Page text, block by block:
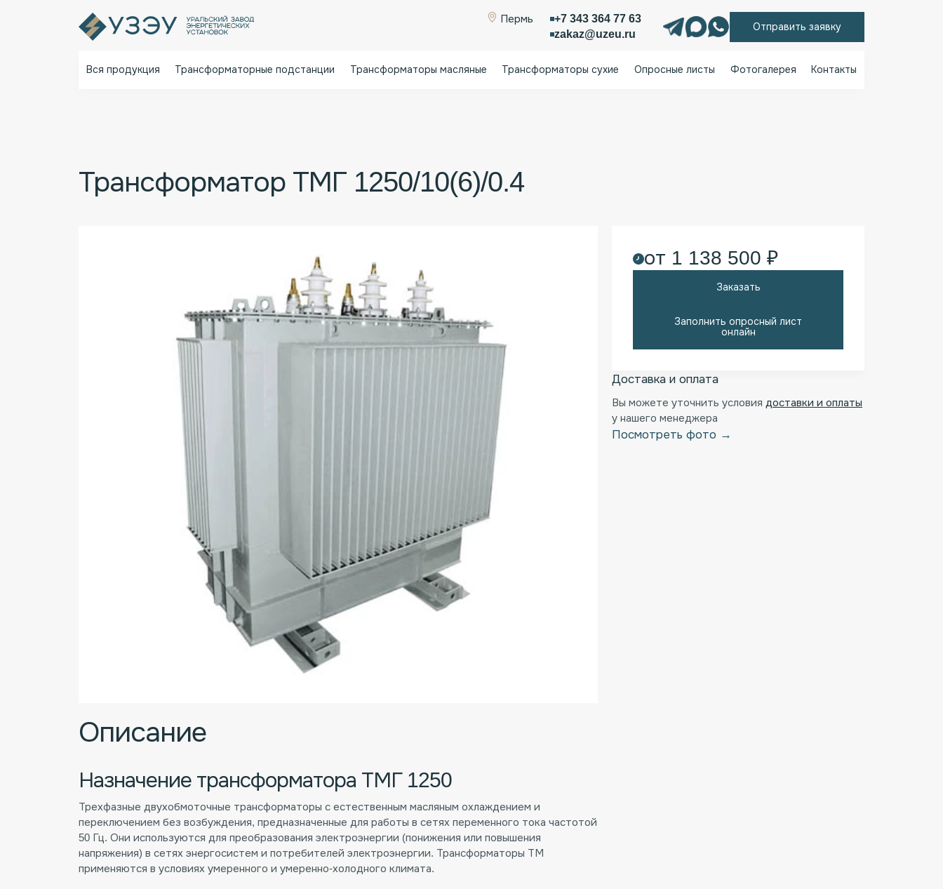
Пермь
+7 343 364 77 63
zakaz@uzeu.ru
Отправить заявку
Вся продукция Трансформаторные подстанции Трансформаторы масляные Трансформаторы сухие Опросные листы Фотогалерея
Контакты
Трансформатор ТМГ 1250/10(6)/0.4
от 1 138 500 ₽
Заказать
Заполнить опросный лист
онлайн
Доставка и оплата
Вы можете уточнить условия доставки и оплаты
у нашего менеджера
Посмотреть фото →
Описание
Назначение трансформатора ТМГ 1250
Трехфазные двухобмоточные трансформаторы с естественным масляным охлаждением и
переключением без возбуждения, предназначенные для работы в сетях переменного тока частотой
50 Гц. Они используются для преобразования электроэнергии (понижения или повышения
напряжения) в сетях энергосистем и потребителей электроэнергии. Трансформаторы ТМ
применяются в условиях умеренного и умеренно-холодного климата.